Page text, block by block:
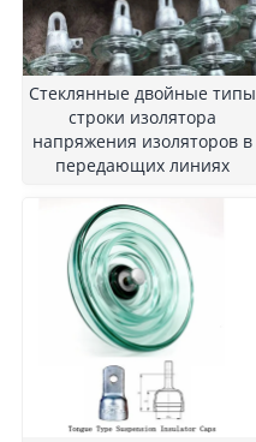
Стеклянные двойные типы
строки изолятора
напряжения изоляторов в
передающих линиях